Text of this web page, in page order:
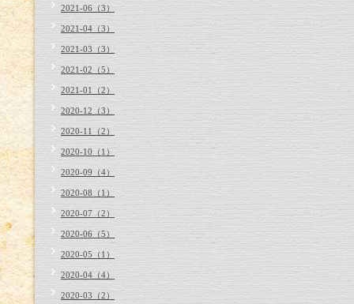
2021-06（3）
2021-04（3）
2021-03（3）
2021-02（5）
2021-01（2）
2020-12（3）
2020-11（2）
2020-10（1）
2020-09（4）
2020-08（1）
2020-07（2）
2020-06（5）
2020-05（1）
2020-04（4）
2020-03（2）